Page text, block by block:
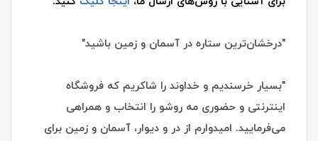
"درخشان‌ترین ستاره در آسمان و زمین باشید"
"بسیار خرسندیم و خداوند را شاکریم که فروشگاه
اینترنتی و حضوری مه روشو را انتخاب و همراهی
می‌فرمایید. امیدوارم از در و دیوار، آسمان و زمین برای